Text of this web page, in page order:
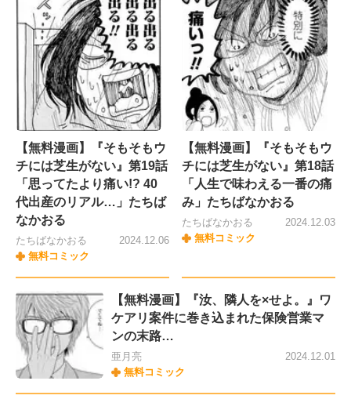
【無料漫画】『そもそもウ
チには芝生がない』第19話
「思ってたより痛い!? 40
代出産のリアル…」たちば
なかおる
たちばなかおる
無料コミック
2024.12.06
【無料漫画】『そもそもウ
チには芝生がない』第18話
「人生で味わえる一番の痛
み」たちばなかおる
たちばなかおる
無料コミック
2024.12.03
【無料漫画】『汝、隣人を×せよ。』ワ
ケアリ案件に巻き込まれた保険営業マ
ンの末路…
亜月亮
無料コミック
2024.12.01